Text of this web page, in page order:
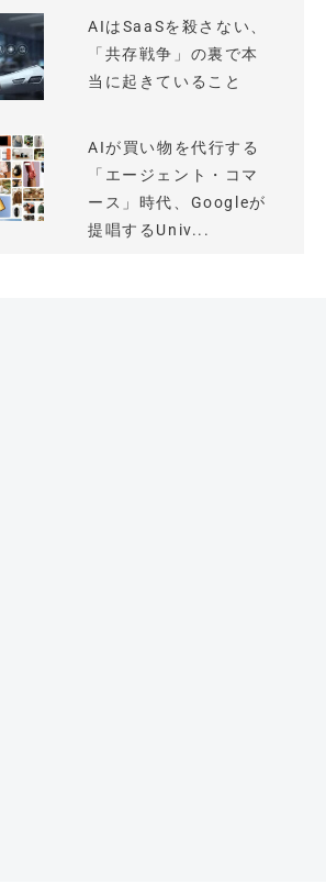
AIはSaaSを殺さない、
「共存戦争」の裏で本
当に起きていること
AIが買い物を代行する
「エージェント・コマ
ース」時代、Googleが
提唱するUniv...